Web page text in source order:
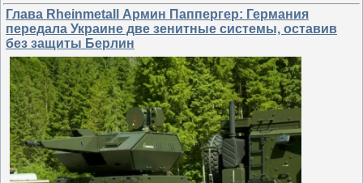
Глава Rheinmetall Армин Паппергер: Германия
передала Украине две зенитные системы, оставив
без защиты Берлин